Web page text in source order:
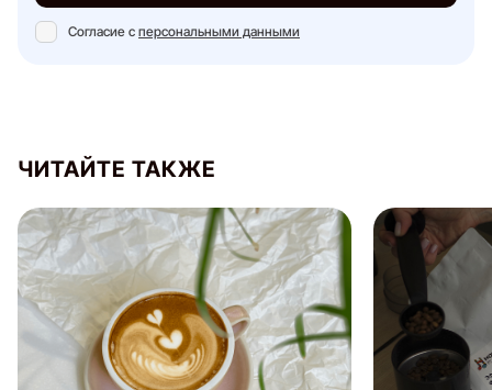
Согласие с персональными данными
ЧИТАЙТЕ ТАКЖЕ